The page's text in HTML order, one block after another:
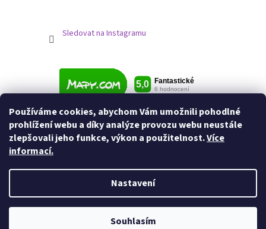
Používáme cookies, abychom Vám umožnili pohodlné
prohlížení webu a díky analýze provozu webu neustále
zlepšovali jeho funkce, výkon a použitelnost.Více
informací.
Nastavení
Souhlasím
Sledovat na Instagramu
Vytvořil Shoptet
Jezdecké potřeby. Všechna práva vyhrazena.